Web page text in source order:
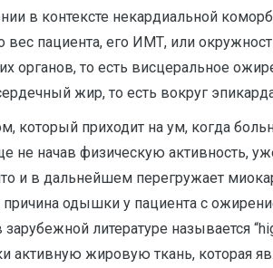
в контексте некардиальной
вес пациента, его ИМТ, или
органов, то есть висцеральное
жир, то есть вокруг
приходит на ум, когда
не начав физическую активность,
и в дальнейшем перегружает
причина одышки у пациента с
зарубежной литературе называется
активную жировую ткань, которая